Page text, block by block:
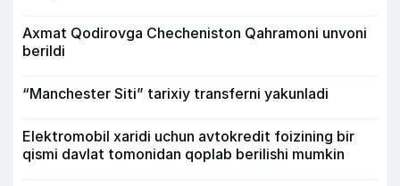
Axmat Qodirovga Checheniston Qahramoni unvoni
berildi
“Manchester Siti” tarixiy transferni yakunladi
Elektromobil xaridi uchun avtokredit foizining bir
qismi davlat tomonidan qoplab berilishi mumkin